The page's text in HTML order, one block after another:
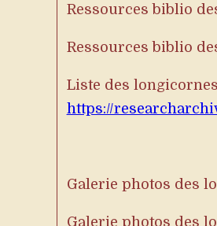
Ressources biblio
Ressources biblio
Liste des
https://
Galerie photos des
Galerie photos des